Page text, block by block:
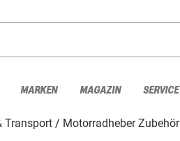
MARKEN MAGAZIN SERVICE
Transport Motorradheber Zubehör